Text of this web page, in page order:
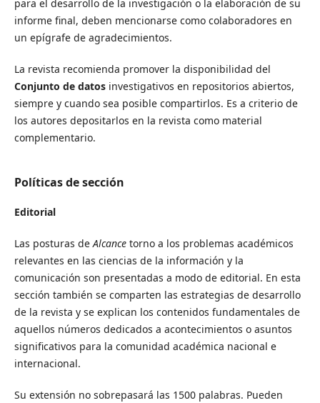
para el desarrollo de la investigación o la elaboración de su
informe final, deben mencionarse como colaboradores en
un epígrafe de agradecimientos.
La revista recomienda promover la disponibilidad del
Conjunto de datos investigativos en repositorios abiertos,
siempre y cuando sea posible compartirlos. Es a criterio de
los autores depositarlos en la revista como material
complementario.
Políticas de sección
Editorial
Las posturas deAlcancetorno a los problemas académicos
relevantes en las ciencias de la información y la
comunicación son presentadas a modo de editorial. En esta
sección también se comparten las estrategias de desarrollo
de la revista y se explican los contenidos fundamentales de
aquellos números dedicados a acontecimientos o asuntos
significativos para la comunidad académica nacional e
internacional.
Su extensión no sobrepasará las 1500 palabras. Pueden